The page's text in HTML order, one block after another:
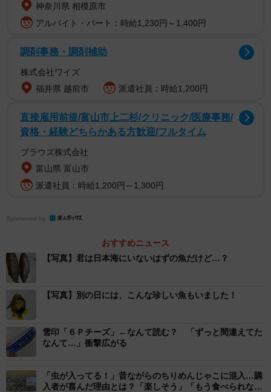
珍客に、発見した男性は「漁師10年していて初めて見た」
と驚きを綴った。
2/3
神奈川県 相模原市
アルバイト・パート：時給1,230円～1,400円
調剤事務・調剤補助
株式会社ワイズ
福井県 越前市
派遣社員：時給1,200円
直接雇用前提/富山市上二杉/クリニック/医療事務/
資格・経験どちらかある方歓迎/フルタイム
プラウズ株式会社
富山県 富山市
派遣社員：時給1,200円～1,300円
Sponsored by
おすすめニュース
【写真】君は日本海にいないはずの魚だけど…？
【写真】別の日には、こんな珍しい魚もいました！
雪印「６Ｐチーズ」←なんて読む？ 「ずっと間違えてた
なんて…」衝撃広がる
「虫が入ってる！」昔ながらのちりめんじゃこに混入…購
入者が喜んだ理由とは？「楽しそう」「もう食べられな